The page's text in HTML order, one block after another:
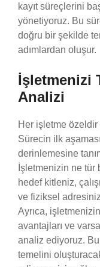
kayıt süreçlerini
yönetiyoruz. Bu
doğru bir şekilde
adımlardan oluşur.
İşletmenizi
Analizi
Her işletme özeldir
Sürecin ilk
derinlemesine
İşletmenizin ne tür
hedef kitleniz,
ve fiziksel
Ayrıca,
avantajları ve
analiz ediyoruz. Bu
temelini